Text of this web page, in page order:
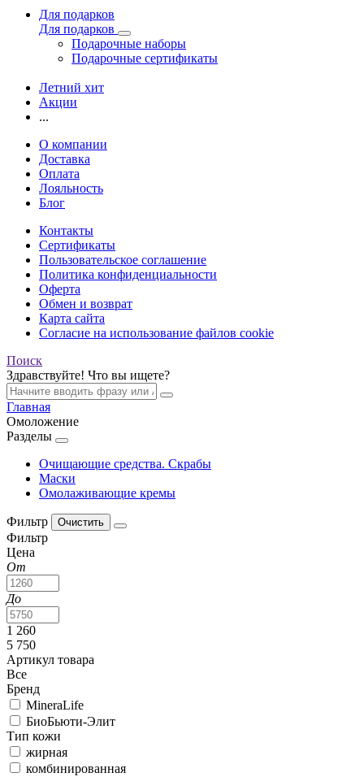
Для подарков
Для подарков
Подарочные наборы
Подарочные сертификаты
Летний хит
Акции
...
О компании
Доставка
Оплата
Лояльность
Блог
Контакты
Сертификаты
Пользовательское соглашение
Политика конфиденциальности
Оферта
Обмен и возврат
Карта сайта
Согласие на использование файлов cookie
Поиск
Здравствуйте! Что вы ищете?
Главная
Омоложение
Разделы
Очищающие средства. Скрабы
Маски
Омолаживающие кремы
Фильтр
Фильтр
Цена
От
До
1 260
5 750
Артикул товара
Все
Бренд
MineraLife
БиоБьюти-Элит
Тип кожи
жирная
комбинированная